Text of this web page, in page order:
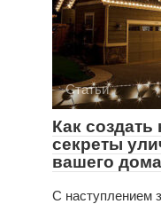
Статьи
Как
секреты
вашего дома
С наступлением